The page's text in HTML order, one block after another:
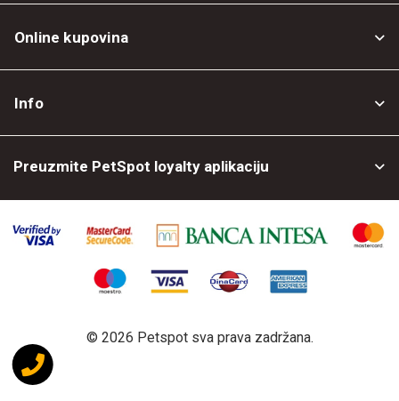
Online kupovina
Info
Preuzmite PetSpot loyalty aplikaciju
© 2026 Petspot sva prava zadržana.